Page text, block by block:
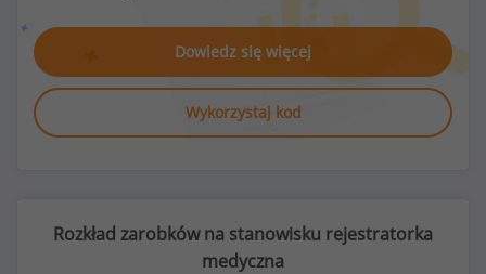
Dowiedz się więcej
Wykorzystaj kod
Rozkład zarobków na stanowisku rejestratorka
medyczna